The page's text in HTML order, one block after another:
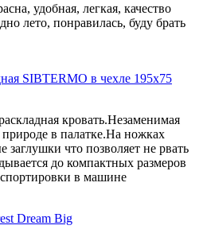
удобная, легкая, качество
лето, понравилась, буду брать
SIBTERMO в чехле 195x75
кровать.Незаменимая
в палатке.На ножках
заглушки что позволяет не рвать
до компактных размеров
в машине
Dream Big